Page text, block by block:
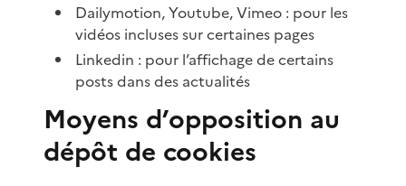
Dailymotion, Youtube, Vimeo : pour les
vidéos incluses sur certaines pages
Linkedin : pour l’affichage de certains
posts dans des actualités
Moyens d’opposition au
dépôt de cookies